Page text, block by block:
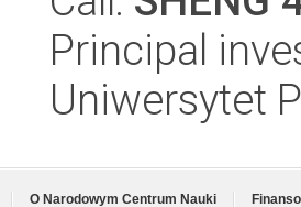
Principal
Uniwersytet
O Narodowym Centrum Nauki